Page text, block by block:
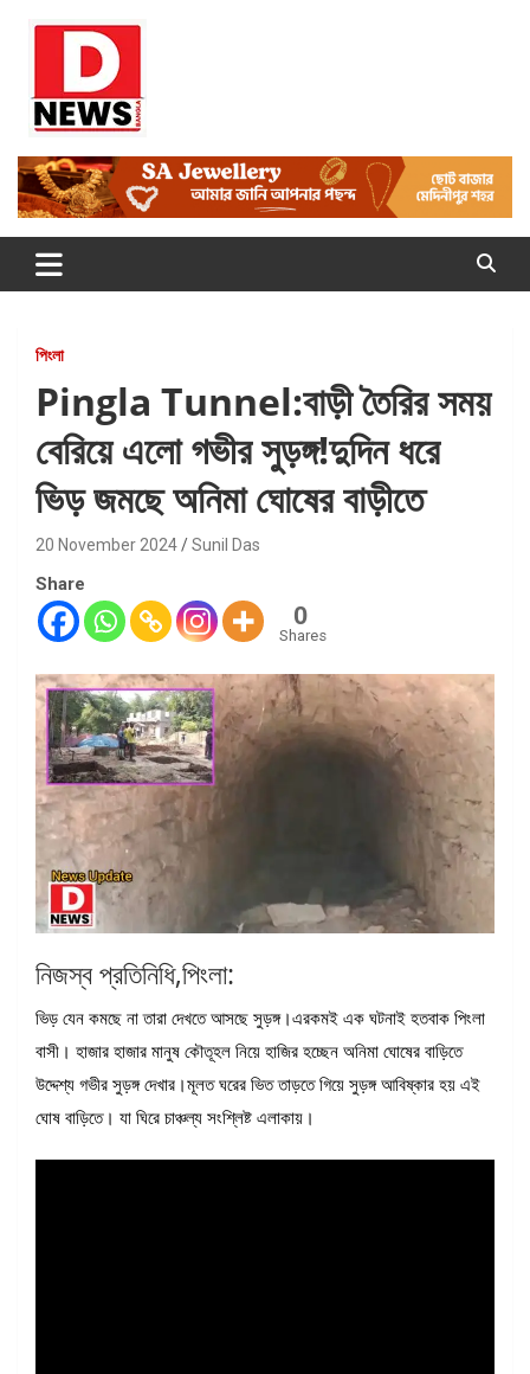
Dnews
#Medinipur24X7News
পিংলা
Pingla Tunnel:বাড়ী তৈরির সময়
বেরিয়ে এলো গভীর সুড়ঙ্গ!দুদিন ধরে
ভিড় জমছে অনিমা ঘোষের বাড়ীতে
20 November 2024 Sunil Das
Share
0
Shares
নিজস্ব প্রতিনিধি,পিংলা:
ভিড় যেন কমছে না তারা দেখতে আসছে সুড়ঙ্গ।এরকমই এক ঘটনাই হতবাক পিংলা
বাসী। হাজার হাজার মানুষ কৌতূহল নিয়ে হাজির হচ্ছেন অনিমা ঘোষের বাড়িতে
উদ্দেশ্য গভীর সুড়ঙ্গ দেখার।মূলত ঘরের ভিত তাড়তে গিয়ে সুড়ঙ্গ আবিষ্কার হয় এই
ঘোষ বাড়িতে। যা ঘিরে চাঞ্চল্য সংশ্লিষ্ট এলাকায়।